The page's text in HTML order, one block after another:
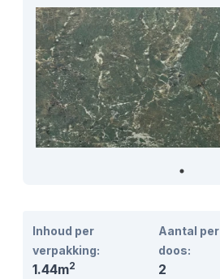
Inhoud per
verpakking:
1.44m2
Aantal per
doos:
2